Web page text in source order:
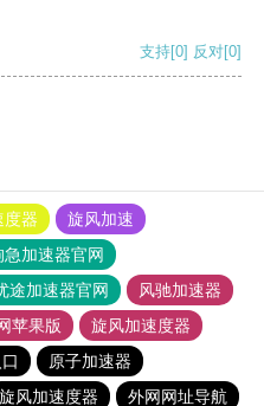
支持[0] 反对[0]
度器
旋风加速
急加速器官网
途加速器官网
风驰加速器
苹果版
旋风加速度器
原子加速器
旋风加速度器 外网网址导航